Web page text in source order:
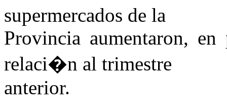
supermercados de la
Provincia aumentaron,
relaci�n al trimestre
anterior.